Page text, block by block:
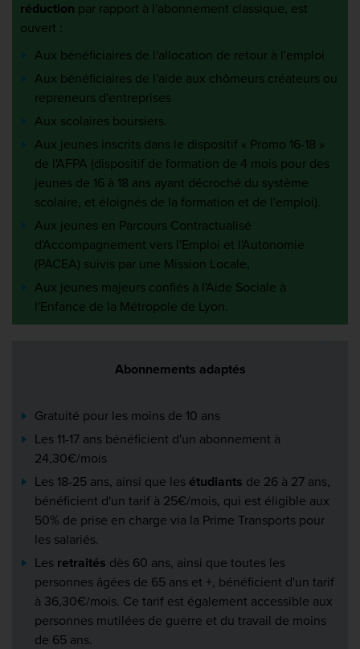
réduction par rapport à l'abonnement classique, est
ouvert :
Aux bénéficiaires de l'allocation de retour à l'emploi
Aux bénéficiaires de l'aide aux chômeurs créateurs ou
repreneurs d'entreprises
Aux scolaires boursiers.
Aux jeunes inscrits dans le dispositif « Promo 16-18 »
de l'AFPA (dispositif de formation de 4 mois pour des
jeunes de 16 à 18 ans ayant décroché du système
scolaire, et éloignés de la formation et de l'emploi).
Aux jeunes en Parcours Contractualisé
d'Accompagnement vers l'Emploi et l'Autonomie
(PACEA) suivis par une Mission Locale,
Aux jeunes majeurs confiés à l'Aide Sociale à
l'Enfance de la Métropole de Lyon.
Abonnements adaptés
Gratuité pour les moins de 10 ans
Les 11-17 ans bénéficient d'un abonnement à
24,30€/mois
Les 18-25 ans, ainsi que les étudiants de 26 à 27 ans,
bénéficient d'un tarif à 25€/mois, qui est éligible aux
50% de prise en charge via la Prime Transports pour
les salariés.
Les retraités dès 60 ans, ainsi que toutes les
personnes âgées de 65 ans et +, bénéficient d'un tarif
à 36,30€/mois. Ce tarif est également accessible aux
personnes mutilées de guerre et du travail de moins
de 65 ans.